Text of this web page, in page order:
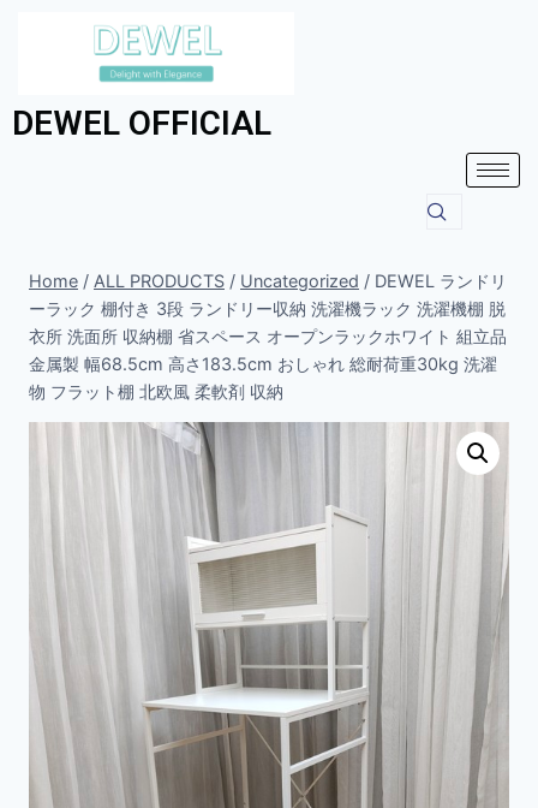
DEWEL OFFICIAL
Home / ALL PRODUCTS / Uncategorized / DEWEL ランドリ
ーラック 棚付き 3段 ランドリー収納 洗濯機ラック 洗濯機棚 脱
衣所 洗面所 収納棚 省スペース オープンラックホワイト 組立品
金属製 幅68.5cm 高さ183.5cm おしゃれ 総耐荷重30kg 洗濯
物 フラット棚 北欧風 柔軟剤 収納